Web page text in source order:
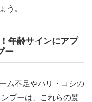
う。
年齢サインにアプ
ー
ム不足やハリ・コシの
プーは、これらの髪